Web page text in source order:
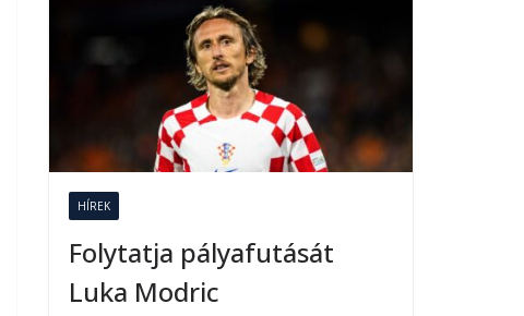
HÍREK
Folytatja pályafutását
Luka Modric